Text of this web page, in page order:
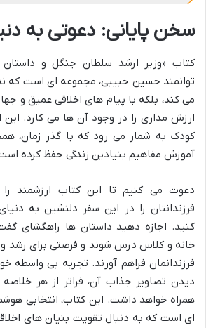
سخن پایانی: دعوتی به
کتاب «وزیر ارشد سلطان جنگل و داستان
توانمند حسین حبیبی، مجموعه ای است که نه
می کند، بلکه با پیام های اخلاقی عمیق و
ارزش مداری را در وجود آن ها می کارد. این
کودک به شمار می رود که با گذر زمان،
آموزش مفاهیم بنیادین زندگی حفظ کرده
دعوت می کنیم تا این کتاب ارزشمند
فرزندانتان را در این سفر دلنشین به
کنید. اجازه دهید داستان ها راهگشای
خانه و کلاس درس شوند و فرصتی برای رشد و
فرزندانمان فراهم آورند. تجربه بی واسطه
دیدن تصاویر جذاب آن، فراتر از هر
همراه خواهد داشت. این کتاب، انتخابی
ای است که به دنبال تقویت بنیان های